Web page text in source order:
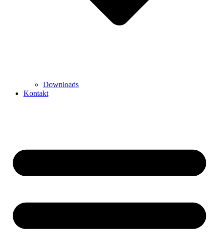
Downloads
Kontakt